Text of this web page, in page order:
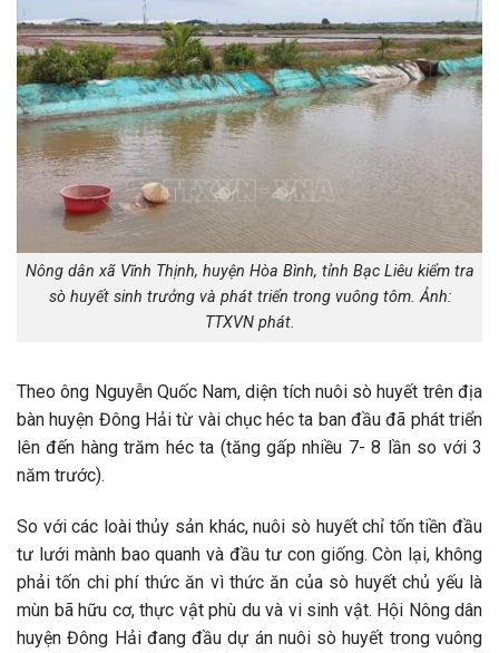
Nông dân xã Vĩnh Thịnh, huyện Hòa Bình, tỉnh Bạc Liêu kiểm tra
sò huyết sinh trưởng và phát triển trong vuông tôm. Ảnh:
TTXVN phát.
Theo ông Nguyễn Quốc Nam, diện tích nuôi sò huyết trên địa
bàn huyện Đông Hải từ vài chục héc ta ban đầu đã phát triển
lên đến hàng trăm héc ta (tăng gấp nhiều 7- 8 lần so với 3
năm trước).
So với các loài thủy sản khác, nuôi sò huyết chỉ tốn tiền đầu
tư lưới mành bao quanh và đầu tư con giống. Còn lại, không
phải tốn chi phí thức ăn vì thức ăn của sò huyết chủ yếu là
mùn bã hữu cơ, thực vật phù du và vi sinh vật. Hội Nông dân
huyện Đông Hải đang đầu dự án nuôi sò huyết trong vuông